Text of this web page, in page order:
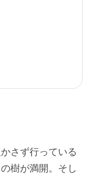
さず行っている
樹が満開。そし